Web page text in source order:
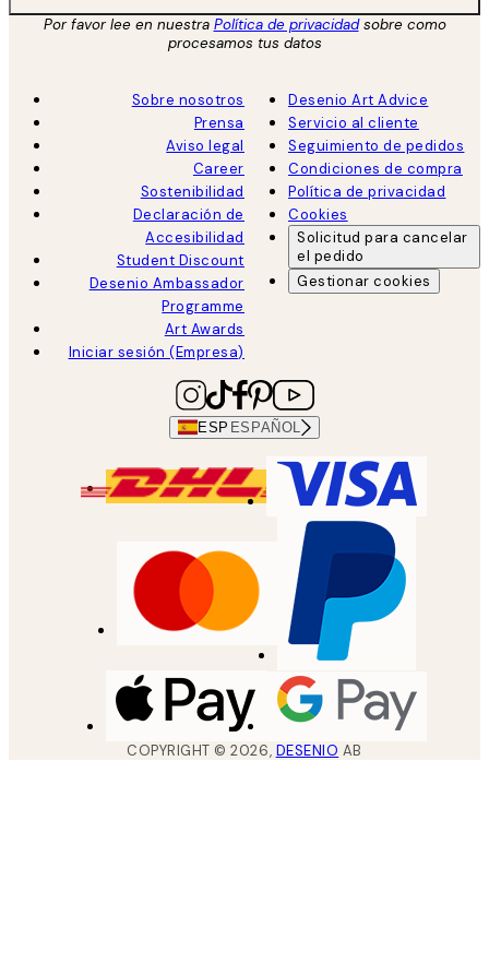
Por favor lee en nuestra Política de privacidadsobre como
procesamos tus datos
Sobre nosotros
Prensa
Aviso legal
Career
Sostenibilidad
Declaración de
Accesibilidad
Student Discount
Desenio Ambassador
Programme
Art Awards
Iniciar sesión (Empresa)
Desenio Art Advice
Servicio al cliente
Seguimiento de pedidos
Condiciones de compra
Política de privacidad
Cookies
Solicitud para cancelar
el pedido
Gestionar cookies
ESP ESPAÑOL
COPYRIGHT ©2026, DESENIO AB